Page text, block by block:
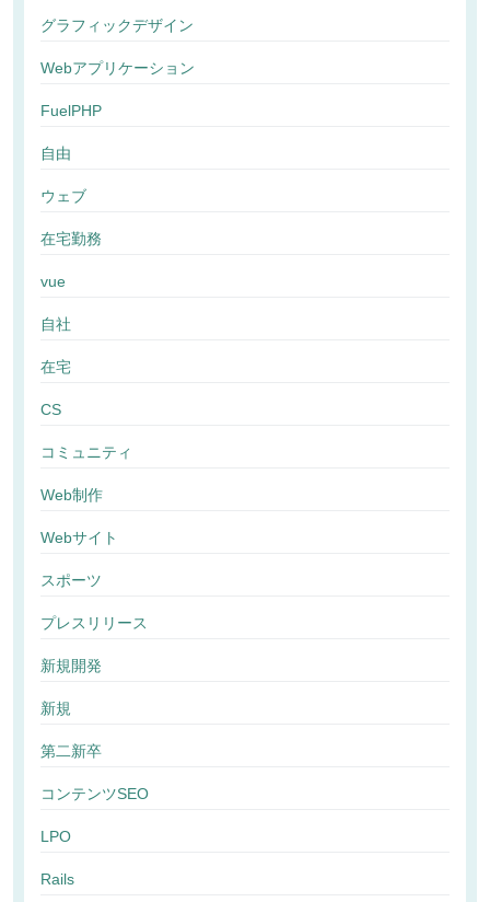
グラフィックデザイン
Webアプリケーション
FuelPHP
自由
ウェブ
在宅勤務
vue
自社
在宅
CS
コミュニティ
Web制作
Webサイト
スポーツ
プレスリリース
新規開発
新規
第二新卒
コンテンツSEO
LPO
Rails